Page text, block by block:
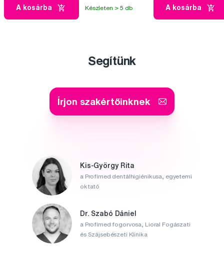
A kosárba Készleten > 5 db A kosárba
Segítünk
Írjon szakértőinknek
Kis-György Rita
a Profimed dentálhigiénikusa, egyetemi
oktató
Dr. Szabó Dániel
a Profimed fogorvosa, Lioral Fogászati
és Szájsebészeti Klinika